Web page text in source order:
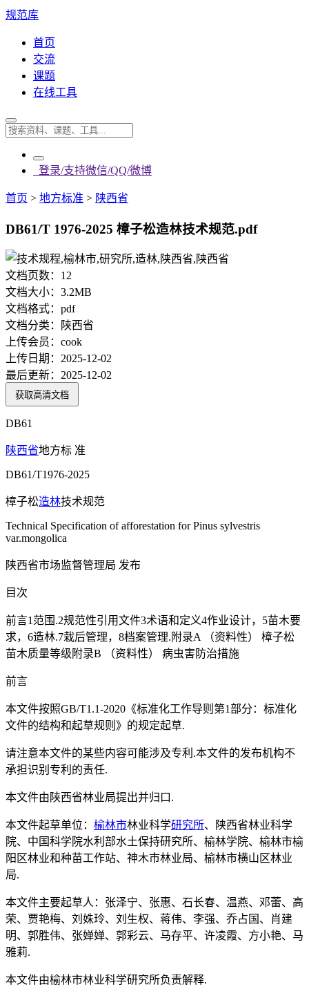
规范库
首页
交流
课题
在线工具
登录/支持微信/QQ/微博
首页 > 地方标准 > 陕西省
DB61/T 1976-2025 樟子松造林技术规范.pdf
文档页数： 12
文档大小： 3.2MB
文档格式： pdf
文档分类：
陕西省
上传会员： cook
上传日期： 2025-12-02
最后更新： 2025-12-02
获取高清文档
DB61
陕西省地方标 准
DB61/T1976-2025
樟子松造林技术规范
Technical Specification of afforestation for Pinus sylvestris
var.mongolica
陕西省市场监督管理局 发布
目次
前言1范围.2规范性引用文件3术语和定义4作业设计，5苗木要
求，6造林.7栽后管理，8档案管理.附录A （资料性） 樟子松
苗木质量等级附录B （资料性） 病虫害防治措施
前言
本文件按照GB/T1.1-2020《标准化工作导则第1部分：标准化
文件的结构和起草规则》的规定起草.
请注意本文件的某些内容可能涉及专利.本文件的发布机构不
承担识别专利的责任.
本文件由陕西省林业局提出并归口.
本文件起草单位： 榆林市林业科学研究所、陕西省林业科学
院、中国科学院水利部水土保持研究所、榆林学院、榆林市榆
阳区林业和种苗工作站、神木市林业局、榆林市横山区林业
局.
本文件主要起草人：张泽宁、张惠、石长春、温燕、邓蕾、高
荣、贾艳梅、刘姝玲、刘生权、蒋伟、李强、乔占国、肖建
明、郭胜伟、张婵婵、郭彩云、马存平、许凌霞、方小艳、马
雅莉.
本文件由榆林市林业科学研究所负责解释.